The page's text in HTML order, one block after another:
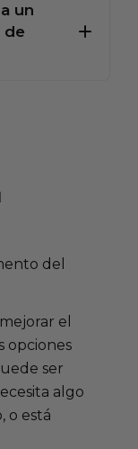
un
de
del
el
opciones
ser
algo
o está